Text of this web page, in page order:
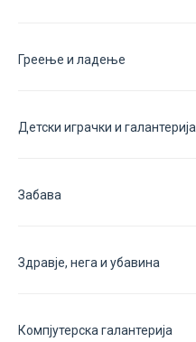
Греење и ладење
Детски играчки и галантерија
Забава
Здравје, нега и убавина
Компјутерска галантерија